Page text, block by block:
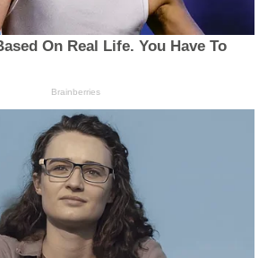
On Real Life. You Have To
Brainberries